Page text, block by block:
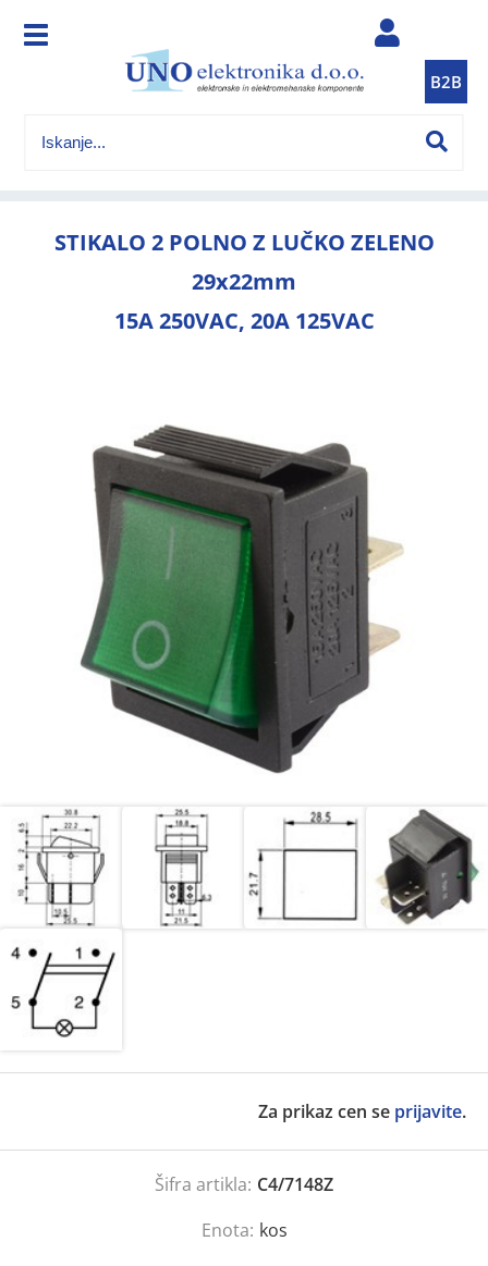
B2B
STIKALO 2 POLNO Z LUČKO ZELENO
29x22mm
15A 250VAC, 20A 125VAC
Za prikaz cen se prijavite.
Šifra artikla: C4/7148Z
Enota: kos